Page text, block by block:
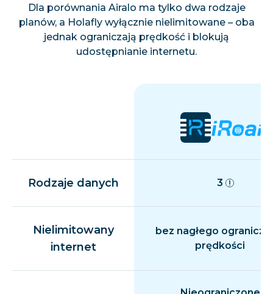
Dla porównania Airalo ma tylko dwa rodzaje
planów, a Holafly wyłącznie nielimitowane – oba
jednak ograniczają prędkość i blokują
udostępnianie internetu.
Rodzaje danych 3
Nielimitowany
internet
bez nagłego
prędkości